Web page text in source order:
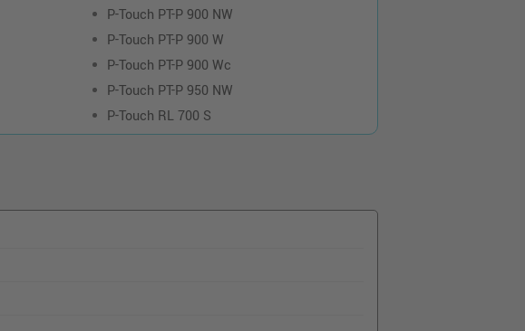
P-Touch PT-P 900 NW
P-Touch PT-P 900 W
P-Touch PT-P 900 Wc
P-Touch PT-P 950 NW
P-Touch RL 700 S